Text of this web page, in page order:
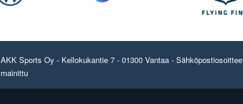
AKK Sports Oy - Kellokukantie 7 - 01300 Vantaa -
mainittu